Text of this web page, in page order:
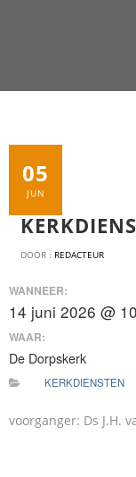
05
JUN
DOOR : REDACTEUR
WANNEER:
14 juni 2026 @
WAAR:
De Dorpskerk
KERKDIENSTEN
voorganger: Ds J.H.